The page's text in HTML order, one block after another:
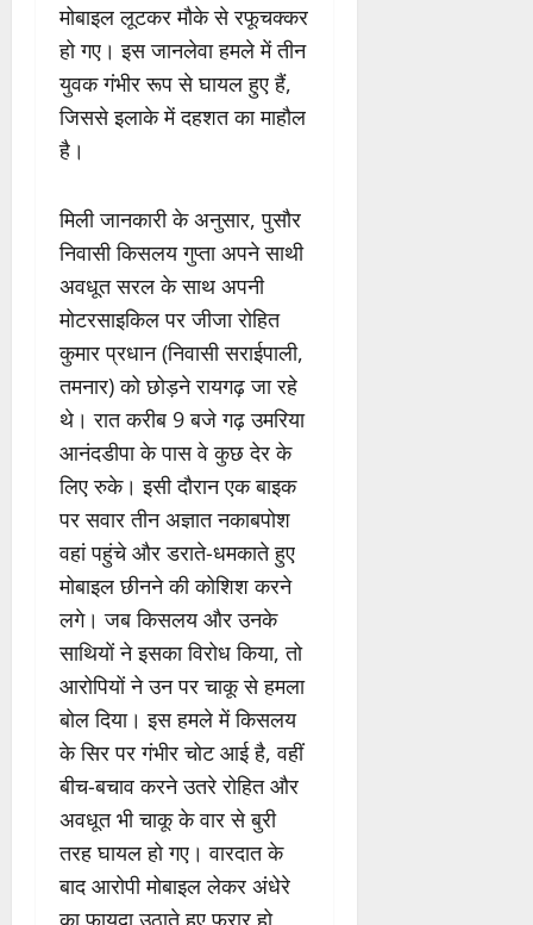
मोबाइल लूटकर मौके से रफूचक्कर
हो गए। इस जानलेवा हमले में तीन
युवक गंभीर रूप से घायल हुए हैं,
जिससे इलाके में दहशत का माहौल
है।
मिली जानकारी के अनुसार, पुसौर
निवासी किसलय गुप्ता अपने साथी
अवधूत सरल के साथ अपनी
मोटरसाइकिल पर जीजा रोहित
कुमार प्रधान (निवासी सराईपाली,
तमनार) को छोड़ने रायगढ़ जा रहे
थे। रात करीब 9 बजे गढ़ उमरिया
आनंदडीपा के पास वे कुछ देर के
लिए रुके। इसी दौरान एक बाइक
पर सवार तीन अज्ञात नकाबपोश
वहां पहुंचे और डराते-धमकाते हुए
मोबाइल छीनने की कोशिश करने
लगे। जब किसलय और उनके
साथियों ने इसका विरोध किया, तो
आरोपियों ने उन पर चाकू से हमला
बोल दिया। इस हमले में किसलय
के सिर पर गंभीर चोट आई है, वहीं
बीच-बचाव करने उतरे रोहित और
अवधूत भी चाकू के वार से बुरी
तरह घायल हो गए। वारदात के
बाद आरोपी मोबाइल लेकर अंधेरे